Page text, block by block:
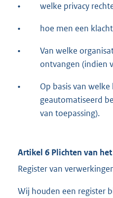
• welke privacy
• hoe men een
•
Van welke
ontvangen (indien
•
Op basis van welke
geautomatiseerd
van toepassing).
Artikel 6 Plichten van
Register van
Wij houden een register